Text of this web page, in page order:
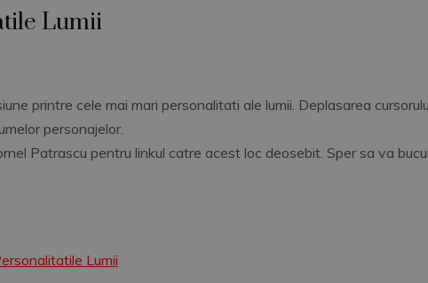
Lumii
.
printre cele mai mari personalitati ale lumii. Deplasarea
personajelor.
Patrascu pentru linkul catre acest loc deosebit. Sper sa va
Lumii